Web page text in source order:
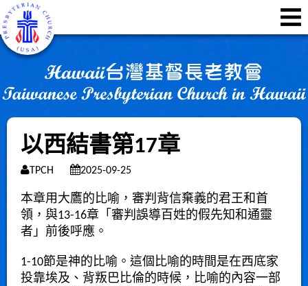
以西結書第17章
TPCH 2025-09-25
本章用大鷹的比喻，審判背信棄義的君王和首
領，與13-16章「審判誤導百姓的假先知和通靈
者」前後呼應。
1-10節是神的比喻。這個比喻的時間是在西底家
投靠埃及、背叛巴比倫的時候，比喻的內容一部